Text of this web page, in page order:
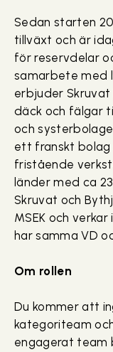
Sedan starten
tillväxt och är
för reservdelar
samarbete med
erbjuder
däck och fälgar
och
ett franskt bolag
fristående
länder med ca
Skruvat och
MSEK och
har samma VD
Om rollen
Du kommer att
kategoriteam
engagerat team